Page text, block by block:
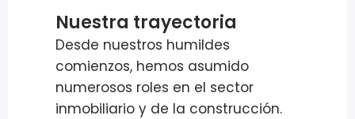
Nuestra trayectoria
Desde nuestros humildes
comienzos, hemos asumido
numerosos roles en el sector
inmobiliario y de la construcción.